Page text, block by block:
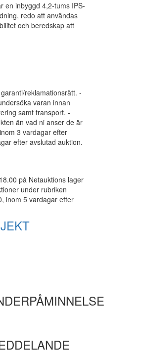
en inbyggd 4,2-tums IPS-
redo att användas
och beredskap att
reklamationsrätt. -
varan innan
samt transport. -
än vad ni anser de är
3 vardagar efter
efter avslutad auktion.
på Netauktions lager
under rubriken
inom 5 vardagar efter